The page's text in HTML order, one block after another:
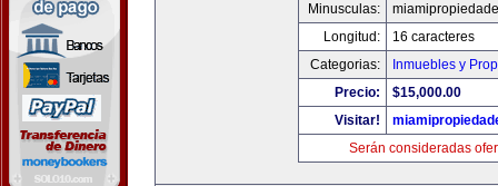
Minusculas:
Longitud:
16 caracteres
Categorias:
Inmuebles y
Precio:
$15,000.00
Visitar!
Serán consideradas